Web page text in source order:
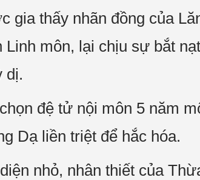
gia thấy nhãn đồng của
môn, lại chịu sự bắt
dị.
đệ tử nội môn 5 năm
Dạ liền triệt để hắc hóa.
nhỏ, nhân thiết của